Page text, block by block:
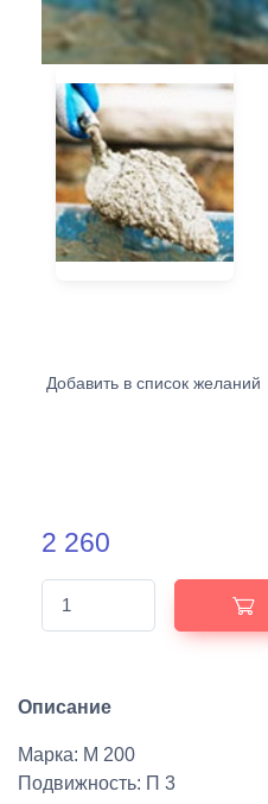
Добавить в список желаний
2 260
Описание
Марка: М 200
Подвижность: П 3